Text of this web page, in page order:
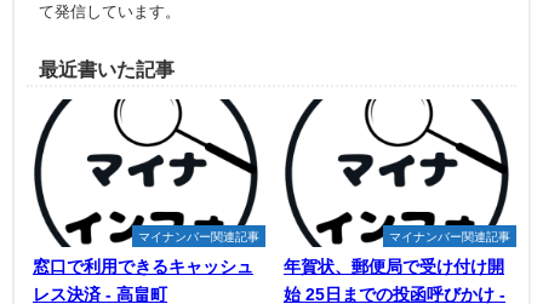
て発信しています。
最近書いた記事
マイナンバー関連記事
窓口で利用できるキャッシュ
レス決済 - 高畠町
マイナンバー関連記事
年賀状、郵便局で受け付け開
始 25日までの投函呼びかけ -